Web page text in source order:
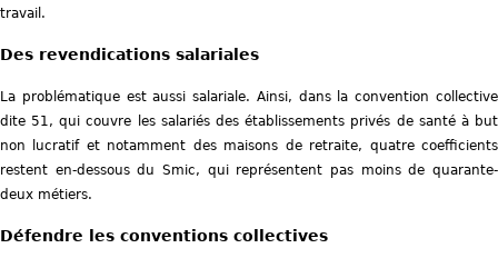
travail.
Des revendications salariales
La problématique est aussi salariale. Ainsi, dans la convention collective
dite 51, qui couvre les salariés des établissements privés de santé à but
non lucratif et notamment des maisons de retraite, quatre coefficients
restent en-dessous du Smic, qui représentent pas moins de quarante-
deux métiers.
Défendre les conventions collectives